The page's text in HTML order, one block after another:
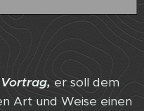
Vortrag, er soll dem
Art und Weise einen